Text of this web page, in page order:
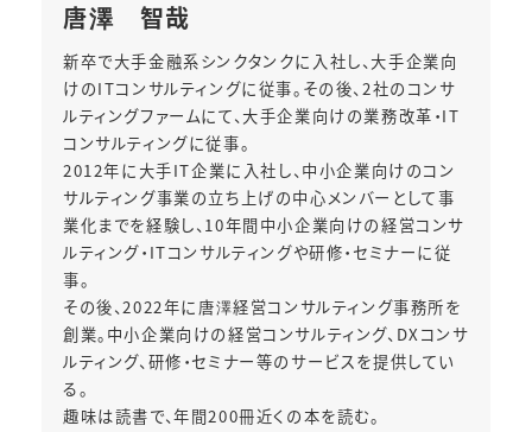
唐澤 智哉
新卒で大手金融系シンクタンクに入社し、大手企業向
けのITコンサルティングに従事。その後、2社のコンサ
ルティングファームにて、大手企業向けの業務改革・IT
コンサルティングに従事。
2012年に大手IT企業に入社し、中小企業向けのコン
サルティング事業の立ち上げの中心メンバーとして事
業化までを経験し、10年間中小企業向けの経営コンサ
ルティング・ITコンサルティングや研修・セミナーに従
事。
その後、2022年に唐澤経営コンサルティング事務所を
創業。中小企業向けの経営コンサルティング、DXコンサ
ルティング、研修・セミナー等のサービスを提供してい
る。
趣味は読書で、年間200冊近くの本を読む。